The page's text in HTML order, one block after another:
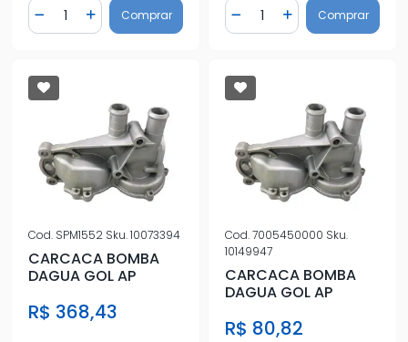
Diminuir Quantidade
Quantidade
Adicionar Quantidade
Comprar Diminuir Quantidade
Quantidade
AdicionarComprar
Cod. SPM1552 Sku.10073394
CARCACA BOMBA
DAGUA GOL AP
R$ 368,43
Cod.7005450000 Sku.
10149947
CARCACA BOMBA
DAGUA GOL AP
R$ 80,82